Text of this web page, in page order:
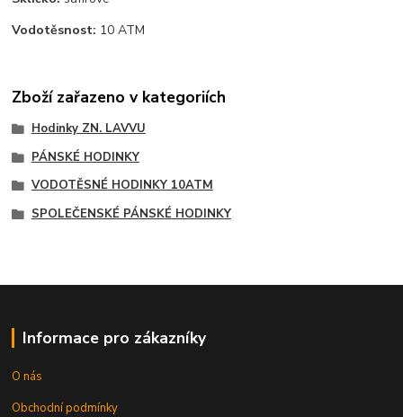
Vodotěsnost: 10 ATM
Zboží zařazeno v kategoriích
Hodinky ZN. LAVVU
PÁNSKÉ HODINKY
VODOTĚSNÉ HODINKY 10ATM
SPOLEČENSKÉ PÁNSKÉ HODINKY
Informace pro zákazníky
O nás
Obchodní podmínky